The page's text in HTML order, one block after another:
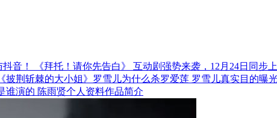
《拜托！请你先告白》 互动剧强势来袭，12月24日同步上
《披荆斩棘的大小姐》罗雪儿为什么杀罗爱莲 罗雪儿真实目的曝
谁演的 陈雨贤个人资料作品简介